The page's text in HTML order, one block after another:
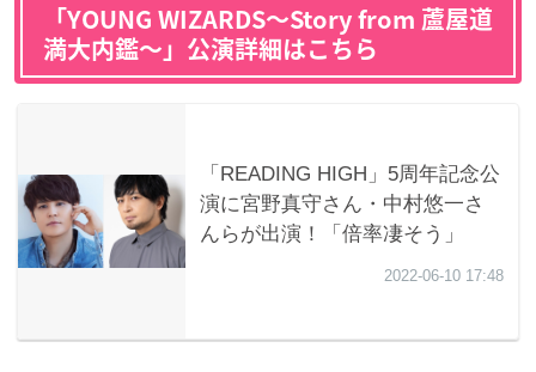
「YOUNG WIZARDS〜Story from 蘆屋道
満大内鑑〜」公演詳細はこちら